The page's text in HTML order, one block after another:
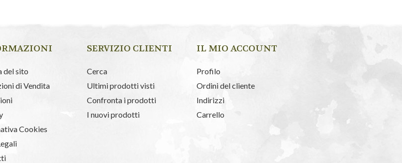
del sito
di Vendita
Cookies
SERVIZIO CLIENTI
Cerca
Ultimi prodotti visti
Confronta i prodotti
I nuovi prodotti
IL MIO ACCOUNT
Profilo
Ordini del cliente
Indirizzi
Carrello